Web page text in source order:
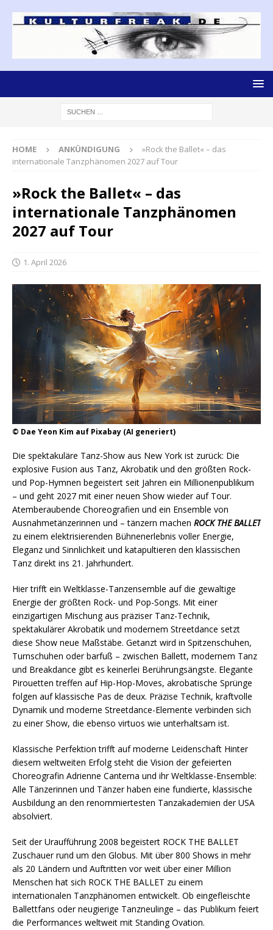
HOME ANKÜNDIGUNG
»Rock the Ballet« – das
internationale Tanzphänomen 2027 auf Tour
»Rock the Ballet« – das
internationale Tanzphänomen
2027 auf Tour
1. April 2026
© Dae Yeon Kim auf Pixabay (AI generiert)
Die spektakuläre Tanz-Show aus New York ist zurück: Die
explosive Fusion aus Tanz, Akrobatik und den größten Rock-
und Pop-Hymnen begeistert seit Jahren ein Millionenpublikum
– und geht 2027 mit einer neuen Show wieder auf Tour.
Atemberaubende Choreografien und ein Ensemble von
Ausnahmetänzerinnen und – tänzern machen ROCK THE BALLET
zu einem elektrisierenden Bühnenerlebnis voller Energie,
Eleganz und Sinnlichkeit und katapultieren den klassischen
Tanz direkt ins 21. Jahrhundert.
Hier trifft ein Weltklasse-Tanzensemble auf die gewaltige
Energie der größten Rock- und Pop-Songs. Mit einer
einzigartigen Mischung aus präziser Tanz-Technik,
spektakulärer Akrobatik und modernem Streetdance setzt
diese Show neue Maßstäbe. Getanzt wird in Spitzenschuhen,
Turnschuhen oder barfuß – zwischen Ballett, modernem Tanz
und Breakdance gibt es keinerlei Berührungsängste. Elegante
Pirouetten treffen auf Hip-Hop-Moves, akrobatische Sprünge
folgen auf klassische Pas de deux. Präzise Technik, kraftvolle
Dynamik und moderne Streetdance-Elemente verbinden sich
zu einer Show, die ebenso virtuos wie unterhaltsam ist.
Klassische Perfektion trifft auf moderne Leidenschaft Hinter
diesem weltweiten Erfolg steht die Vision der gefeierten
Choreografin Adrienne Canterna und ihr Weltklasse-Ensemble:
Alle Tänzerinnen und Tänzer haben eine fundierte, klassische
Ausbildung an den renommiertesten Tanzakademien der USA
absolviert.
Seit der Uraufführung 2008 begeistert ROCK THE BALLET
Zuschauer rund um den Globus. Mit über 800 Shows in mehr
als 20 Ländern und Auftritten vor weit über einer Million
Menschen hat sich ROCK THE BALLET zu einem
internationalen Tanzphänomen entwickelt. Ob eingefleischte
Ballettfans oder neugierige Tanzneulinge – das Publikum feiert
die Performances weltweit mit Standing Ovation.